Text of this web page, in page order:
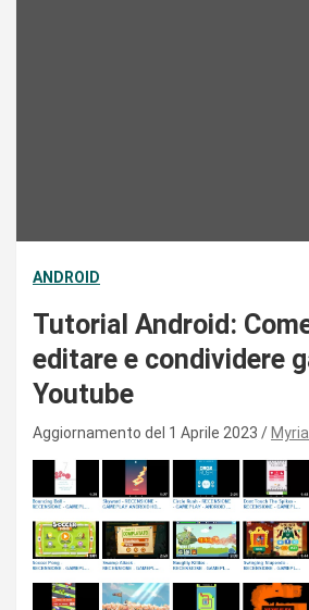
ANDROID
Tutorial Android:
editare e condividere
Youtube
Aggiornamento del 1 Aprile 2023